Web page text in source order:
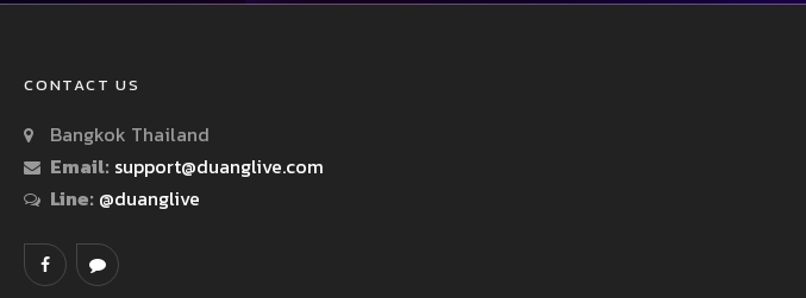
CONTACT US
Bangkok Thailand
Email: support@duanglive.com
Line: @duanglive